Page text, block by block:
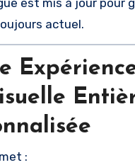
est mis à jour pour
actuel.
: